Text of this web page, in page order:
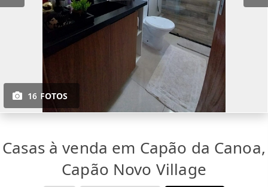
16 FOTOS
Casas à venda em Capão da Canoa,
Capão Novo Village